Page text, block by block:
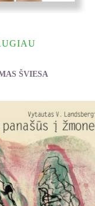
ŠVIESA